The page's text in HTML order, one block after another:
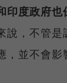
印度政府也
說，不管
，並不會影